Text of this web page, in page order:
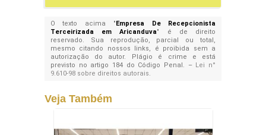
O texto acima "Empresa De Recepcionista
Terceirizada em Aricanduva" é de direito
reservado. Sua reprodução, parcial ou total,
mesmo citando nossos links, é proibida sem a
autorização do autor. Plágio é crime e está
previsto no artigo 184 do Código Penal. – Lei n°
9.610-98 sobre direitos autorais.
Veja Também